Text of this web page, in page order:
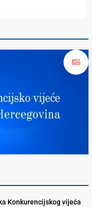
Konkurencijskog vijeća